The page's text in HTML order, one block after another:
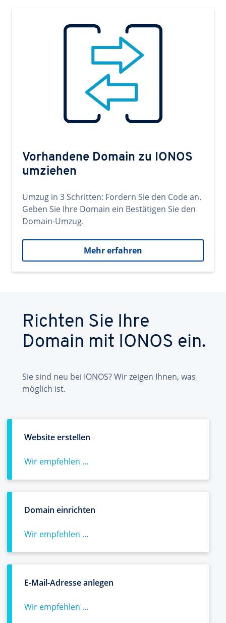
Vorhandene Domain zu IONOS
umziehen
Umzug in 3 Schritten: Fordern Sie den Code an.
Geben Sie Ihre Domain ein Bestätigen Sie den
Domain-Umzug.
Mehr erfahren
Richten Sie Ihre
Domain mit IONOS ein.
Sie sind neu bei IONOS? Wir zeigen Ihnen, was
möglich ist.
Website erstellen
Wir empfehlen ...
Domain einrichten
Wir empfehlen ...
E-Mail-Adresse anlegen
Wir empfehlen ...